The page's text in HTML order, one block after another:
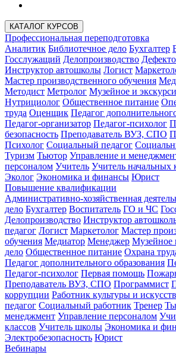
КАТАЛОГ КУРСОВ
Профессиональная переподготовка
Аналитик Библиотечное дело Бухгалтер
Госслужащий Делопроизводство
Инструктор автошколы Логист
Мастер производственного обучения
Методист Метролог Музейное и
Нутрициолог Общественное питание
труда Оценщик Педагог
Педагог-организатор Педагог-психолог
безопасность Преподаватель ВУЗ, СПО
Психолог Социальный педагог
Туризм Тьютор Управление и
персоналом Учитель Учитель начальных
Эколог Экономика и финансы Юрист
Повышение квалификации
Административно-хозяйственная
дело Бухгалтер Воспитатель ГО и ЧС
Делопроизводство Инструктор
педагог Логист Маркетолог Мастер
обучения Медиатор Менеджер Музейное
дело Общественное питание Охрана
Педагог дополнительного образования
Педагог-психолог Первая помощь
Преподаватель ВУЗ, СПО Программист
коррупции Работник культуры и
педагог Социальный работник Тренер
менеджмент Управление персоналом
классов Учитель школы Экономика и
Электробезопасность Юрист
Вебинары